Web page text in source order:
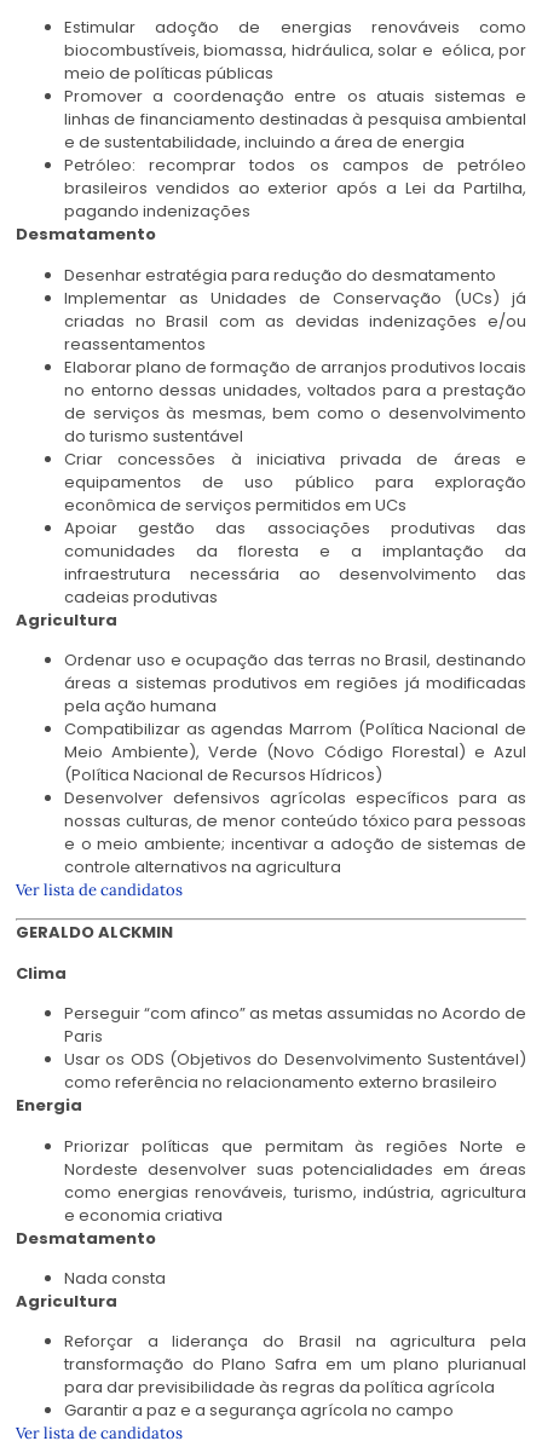
Estimular adoção de energias renováveis como
biocombustíveis, biomassa, hidráulica, solar e eólica, por
meio de políticas públicas
Promover a coordenação entre os atuais sistemas e
linhas de financiamento destinadas à pesquisa ambiental
e de sustentabilidade, incluindo a área de energia
Petróleo: recomprar todos os campos de petróleo
brasileiros vendidos ao exterior após a Lei da Partilha,
pagando indenizações
Desmatamento
Desenhar estratégia para redução do desmatamento
Implementar as Unidades de Conservação (UCs) já
criadas no Brasil com as devidas indenizações e/ou
reassentamentos
Elaborar plano de formação de arranjos produtivos locais
no entorno dessas unidades, voltados para a prestação
de serviços às mesmas, bem como o desenvolvimento
do turismo sustentável
Criar concessões à iniciativa privada de áreas e
equipamentos de uso público para exploração
econômica de serviços permitidos em UCs
Apoiar gestão das associações produtivas das
comunidades da floresta e a implantação da
infraestrutura necessária ao desenvolvimento das
cadeias produtivas
Agricultura
Ordenar uso e ocupação das terras no Brasil, destinando
áreas a sistemas produtivos em regiões já modificadas
pela ação humana
Compatibilizar as agendas Marrom (Política Nacional de
Meio Ambiente), Verde (Novo Código Florestal) e Azul
(Política Nacional de Recursos Hídricos)
Desenvolver defensivos agrícolas específicos para as
nossas culturas, de menor conteúdo tóxico para pessoas
e o meio ambiente; incentivar a adoção de sistemas de
controle alternativos na agricultura
Ver lista de candidatos
GERALDO ALCKMIN
Clima
Perseguir “com afinco” as metas assumidas no Acordo de
Paris
Usar os ODS (Objetivos do Desenvolvimento Sustentável)
como referência no relacionamento externo brasileiro
Energia
Priorizar políticas que permitam às regiões Norte e
Nordeste desenvolver suas potencialidades em áreas
como energias renováveis, turismo, indústria, agricultura
e economia criativa
Desmatamento
Nada consta
Agricultura
Reforçar a liderança do Brasil na agricultura pela
transformação do Plano Safra em um plano plurianual
para dar previsibilidade às regras da política agrícola
Garantir a paz e a segurança agrícola no campo
Ver lista de candidatos